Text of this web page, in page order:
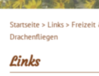
Startseite > Links > Freizeit
Drachenfliegen
Links